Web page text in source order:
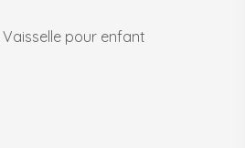
Vaisselle pour enfant